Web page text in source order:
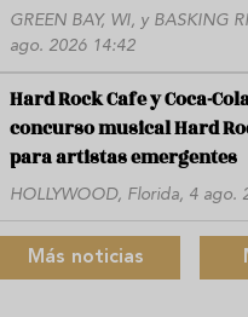
GREEN BAY, WI, y BASKING
ago. 2026 14:42
Hard Rock Cafe y Coca-
concurso musical Hard
para artistas emergentes
HOLLYWOOD, Florida, 4 ago.
Más noticias